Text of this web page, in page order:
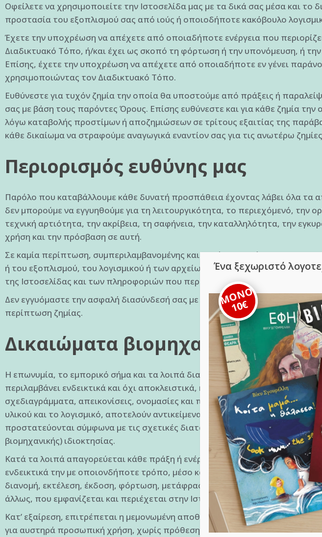
Οφείλετε να χρησιμοποιείτε την Ιστοσελίδα μας με τα δικά σας μέσα και το
προστασία του εξοπλισμού σας από ιούς ή οποιοδήποτε κακόβουλο
Έχετε την υποχρέωση να απέχετε από οποιαδήποτε ενέργεια που
Διαδικτυακό Τόπο, ή/και έχει ως σκοπό τη φόρτωση ή την υπονόμευση, ή
Επίσης, έχετε την υποχρέωση να απέχετε από οποιαδήποτε εν γένει
χρησιμοποιώντας τον Διαδικτυακό Τόπο.
Ευθύνεστε για τυχόν ζημία την οποία θα υποστούμε από πράξεις ή
σας με βάση τους παρόντες Όρους. Επίσης ευθύνεστε και για κάθε ζημία
λόγω καταβολής προστίμων ή αποζημιώσεων σε τρίτους εξαιτίας της
κάθε δικαίωμα να στραφούμε αναγωγικά εναντίον σας για τις ανωτέρω
Περιορισμός ευθύνης μας
Παρόλο που καταβάλλουμε κάθε δυνατή προσπάθεια έχοντας λάβει όλα τα
δεν μπορούμε να εγγυηθούμε για τη λειτουργικότητα, το περιεχόμενό, την
τεχνική αρτιότητα, την ακρίβεια, τη σαφήνεια, την καταλληλότητα, την
χρήση και την πρόσβαση σε αυτή.
Σε καμία περίπτωση, συμπεριλαμβανομένης και αυτής της αμέλειας, δεν
ή του εξοπλισμού, του λογισμικού ή των αρχείων σας, η οποία προκαλείται
της Ιστοσελίδας και των πληροφοριών που περιέχονται σε αυτήν.
Δεν εγγυόμαστε την ασφαλή διασύνδεσή σας με τον Διαδικτυακό μας Τόπο
περίπτωση ζημίας.
Δικαιώματα βιομηχανικής και
Η επωνυμία, το εμπορικό σήμα και τα λοιπά διακριτικά γνωρίσματα όσο
περιλαμβάνει ενδεικτικά και όχι αποκλειστικά, κείμενα, γραφικά,
σχεδιαγράμματα, απεικονίσεις, ονομασίες και περιγραφές υπηρεσιών, τη
υλικού και το λογισμικό, αποτελούν αντικείμενα αποκλειστικών
προστατεύονται σύμφωνα με τις σχετικές διατάξεις του ελληνικού,
βιομηχανικής) ιδιοκτησίας.
Κατά τα λοιπά απαγορεύεται κάθε πράξη ή ενέργεια που γίνεται χωρίς την
ενδεικτικά την με οποιονδήποτε τρόπο, μέσο και μορφή: αντιγραφή,
διανομή, εκτέλεση, έκδοση, φόρτωση, μετάφραση, τροποποίηση, καθώς και
άλλως, που εμφανίζεται και περιέχεται στην Ιστοσελίδα μας.
Κατ’ εξαίρεση, επιτρέπεται η μεμονωμένη αποθήκευση και αντιγραφή
για αυστηρά προσωπική χρήση, χωρίς πρόθεση εμπορικής ή άλλης
Ένα ξεχωριστό
ΜΟΝΟ
10€